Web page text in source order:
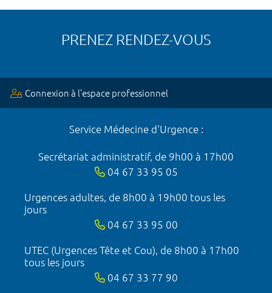
PRENEZ RENDEZ-VOUS
Connexion à l’espace professionnel
Service Médecine d'Urgence :
Secrétariat administratif, de 9h00 à 17h00
04 67 33 95 05
Urgences adultes, de 8h00 à 19h00 tous les
jours
04 67 33 95 00
UTEC (Urgences Tête et Cou), de 8h00 à 17h00
tous les jours
04 67 33 77 90